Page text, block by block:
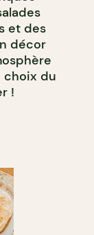
et des
décor
choix du
!